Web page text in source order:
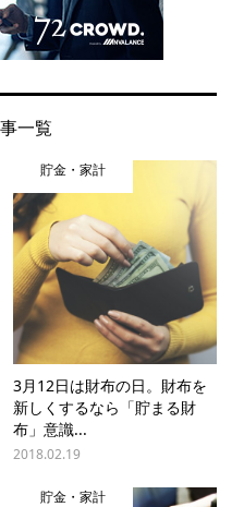
一覧
貯金・家計
3月12日は財布の日。財布を
新しくするなら「貯まる財
布」意識...
2018.02.19
貯金・家計